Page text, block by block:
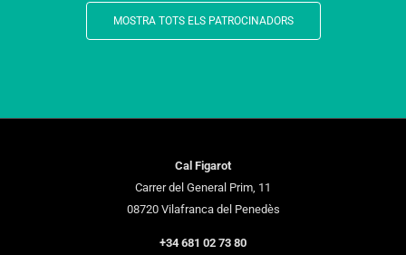
MOSTRA TOTS ELS PATROCINADORS
Cal Figarot
Carrer del General Prim, 11
08720 Vilafranca del Penedès
+34 681 02 73 80